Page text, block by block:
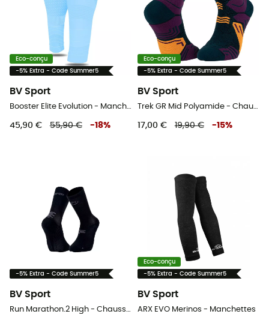
Eco-conçu
-5% Extra - Code Summer5
BV Sport
Booster Elite Evolution - Manchons de compression
45,90 € 55,90 € -18%
Eco-conçu
-5% Extra - Code Summer5
BV Sport
Trek GR Mid Polyamide - Chaussettes randonnée
17,00 € 19,90 € -15%
-5% Extra - Code Summer5
BV Sport
Run Marathon.2 High - Chaussettes running
Eco-conçu
-5% Extra - Code Summer5
BV Sport
ARX EVO Merinos - Manchettes